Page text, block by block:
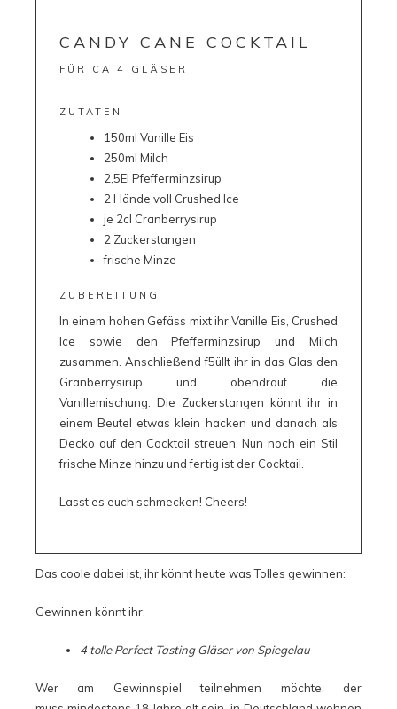
CANDY CANE COCKTAIL
FÜR CA 4 GLÄSER
ZUTATEN
150ml Vanille Eis
250ml Milch
2,5El Pfefferminzsirup
2 Hände voll Crushed Ice
je 2cl Cranberrysirup
2 Zuckerstangen
frische Minze
ZUBEREITUNG
In einem hohen Gefäss mixt ihr Vanille Eis, Crushed
Ice sowie den Pfefferminzsirup und Milch
zusammen. Anschließend f5üllt ihr in das Glas den
Granberrysirup und obendrauf die
Vanillemischung. Die Zuckerstangen könnt ihr in
einem Beutel etwas klein hacken und danach als
Decko auf den Cocktail streuen. Nun noch ein Stil
frische Minze hinzu und fertig ist der Cocktail.
Lasst es euch schmecken! Cheers!
Das coole dabei ist, ihr könnt heute was Tolles gewinnen:
Gewinnen könnt ihr:
4 tolle Perfect Tasting Gläser von Spiegelau
Wer am Gewinnspiel teilnehmen möchte, der